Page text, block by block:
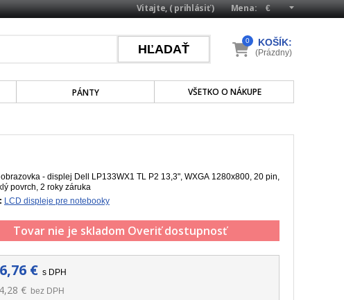
Mena:
Vitajte, (prihlásiť)
PÁNTY VŠETKO O NÁKUPE
KOŠÍK:
0
(Prázdny)
- displej Dell LP133WX1 TL P2 13,3", WXGA 1280x800, 20 pin,
povrch, 2 roky záruka
LCD displeje pre notebooky
Tovar nie je skladom Overiť dostupnosť
€ s DPH
€ bez DPH